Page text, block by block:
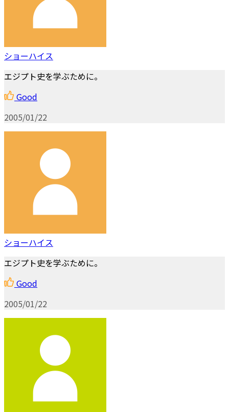
ショーハイス
エジプト史を学ぶために。
Good
2005/01/22
ショーハイス
エジプト史を学ぶために。
Good
2005/01/22